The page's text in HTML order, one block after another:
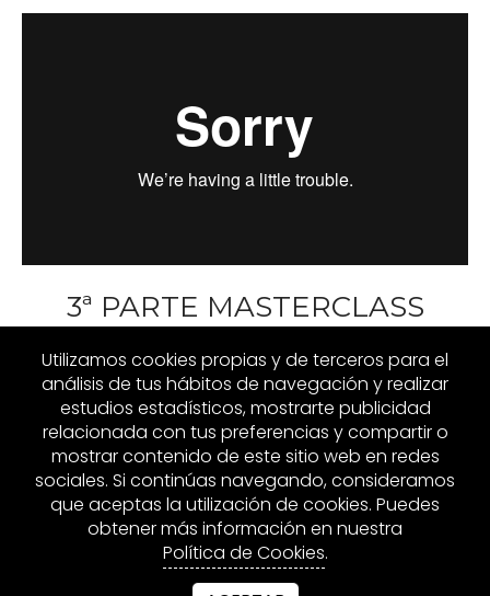
3ª PARTE MASTERCLASS
Utilizamos cookies propias y de terceros para el
análisis de tus hábitos de navegación y realizar
estudios estadísticos, mostrarte publicidad
relacionada con tus preferencias y compartir o
mostrar contenido de este sitio web en redes
sociales. Si continúas navegando, consideramos
que aceptas la utilización de cookies. Puedes
obtener más información en nuestra
Política de Cookies.